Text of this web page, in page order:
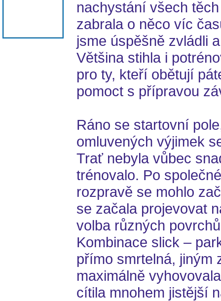
nachystání všech
zabrala o něco víc
jsme úspěšně zvládli
Většina stihla i
pro ty, kteří obětují
pomoct s přípravou
Ráno se startovní
omluvených výjimek
Trať nebyla vůbec
trénovalo. Po
rozpravě se mohlo
se začala projevovat
volba různých
Kombinace slick –
přímo smrtelná, jiným
maximálně
cítila mnohem jistější